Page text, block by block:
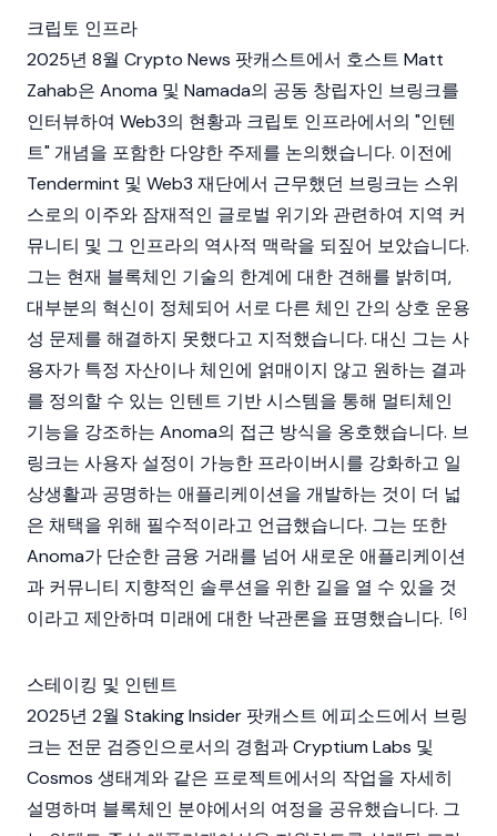
크립토 인프라
2025년 8월 Crypto News 팟캐스트에서 호스트 Matt
Zahab은 Anoma 및 Namada의 공동 창립자인 브링크를
인터뷰하여 Web3의 현황과 크립토 인프라에서의 "인텐
트" 개념을 포함한 다양한 주제를 논의했습니다. 이전에
Tendermint 및 Web3 재단에서 근무했던 브링크는 스위
스로의 이주와 잠재적인 글로벌 위기와 관련하여 지역 커
뮤니티 및 그 인프라의 역사적 맥락을 되짚어 보았습니다.
그는 현재 블록체인 기술의 한계에 대한 견해를 밝히며,
대부분의 혁신이 정체되어 서로 다른 체인 간의 상호 운용
성 문제를 해결하지 못했다고 지적했습니다. 대신 그는 사
용자가 특정 자산이나 체인에 얽매이지 않고 원하는 결과
를 정의할 수 있는 인텐트 기반 시스템을 통해 멀티체인
기능을 강조하는 Anoma의 접근 방식을 옹호했습니다. 브
링크는 사용자 설정이 가능한 프라이버시를 강화하고 일
상생활과 공명하는 애플리케이션을 개발하는 것이 더 넓
은 채택을 위해 필수적이라고 언급했습니다. 그는 또한
Anoma가 단순한 금융 거래를 넘어 새로운 애플리케이션
과 커뮤니티 지향적인 솔루션을 위한 길을 열 수 있을 것
이라고 제안하며 미래에 대한 낙관론을 표명했습니다. [6]
스테이킹 및 인텐트
2025년 2월 StakingInsider 팟캐스트 에피소드에서 브링
크는 전문 검증인으로서의 경험과 Cryptium Labs 및
Cosmos 생태계와 같은 프로젝트에서의 작업을 자세히
설명하며 블록체인 분야에서의 여정을 공유했습니다. 그